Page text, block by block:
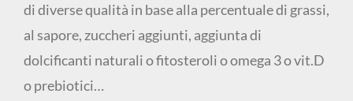
di diverse qualità in base alla percentuale di grassi,
al sapore, zuccheri aggiunti, aggiunta di
dolcificanti naturali o fitosteroli o omega 3 o vit.D
o prebiotici…